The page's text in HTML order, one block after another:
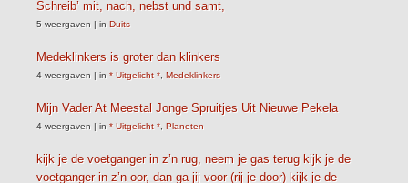
Schreib’ mit, nach, nebst und samt,
5 weergaven | in Duits
Medeklinkers is groter dan klinkers
4 weergaven | in * Uitgelicht * Medeklinkers
Mijn Vader At Meestal Jonge Spruitjes Uit Nieuwe Pekela
4 weergaven | in * Uitgelicht * Planeten
kijk je de voetganger in z’n rug, neem je gas terug kijk je de
voetganger in z’n oor, dan ga jij voor (rij je door) kijk je de